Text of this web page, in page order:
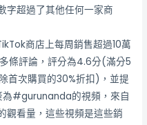
字超過了其他任何一家商
商店上每周銷售超過10萬
條評論，評分為4.6分(滿分5
首次購買的30%折扣)，並提
為#gurunanda的視頻，來自
觀看量，這些視頻是這些銷